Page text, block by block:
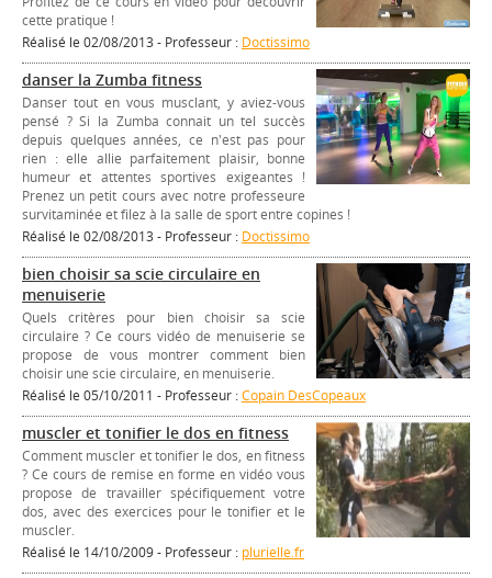
cette pratique !
Réalisé le 02/08/2013 - Professeur : Doctissimo
danser la Zumba fitness
Danser tout en vous musclant, y aviez-vous
pensé ? Si la Zumba connait un tel succès
depuis quelques années, ce n'est pas pour
rien : elle allie parfaitement plaisir, bonne
humeur et attentes sportives exigeantes !
Prenez un petit cours avec notre professeure
survitaminée et filez à la salle de sport entre copines !
Réalisé le 02/08/2013 - Professeur : Doctissimo
bien choisir sa scie circulaire en
menuiserie
Quels critères pour bien choisir sa scie
circulaire ? Ce cours vidéo de menuiserie se
propose de vous montrer comment bien
choisir une scie circulaire, en menuiserie.
Réalisé le 05/10/2011 - Professeur :Copain DesCopeaux
muscler et tonifier le dos en fitness
Comment muscler et tonifier le dos, en fitness
? Ce cours de remise en forme en vidéo vous
propose de travailler spécifiquement votre
dos, avec des exercices pour le tonifier et le
muscler.
Réalisé le 14/10/2009 - Professeur : plurielle.fr